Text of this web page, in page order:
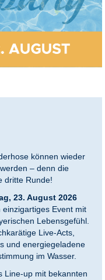
können wieder
– denn die
dritte Runde!
23. August 2026
Event mit
Lebensgefühl.
Live-Acts,
und energiegeladene
im Wasser.
Line-up mit bekannten